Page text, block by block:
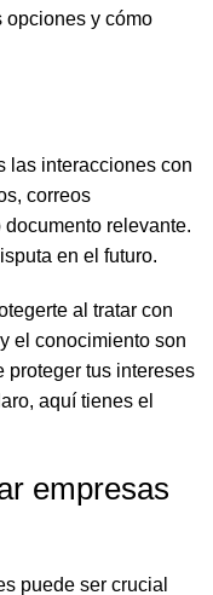
opciones y cómo
las interacciones con
correos
relevante.
en el futuro.
al tratar con
el conocimiento son
proteger tus intereses
aquí tienes el
empresas
puede ser crucial